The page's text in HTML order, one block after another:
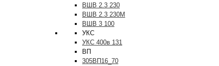
ВШВ 2.3 230
ВШВ 2.3 230М
ВШВ 3 100
УКС
УКС 400в 131
ВП
305ВП16_70